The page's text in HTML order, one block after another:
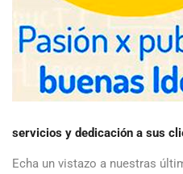
servicios y dedicación a sus
Echa un vistazo a nuestras